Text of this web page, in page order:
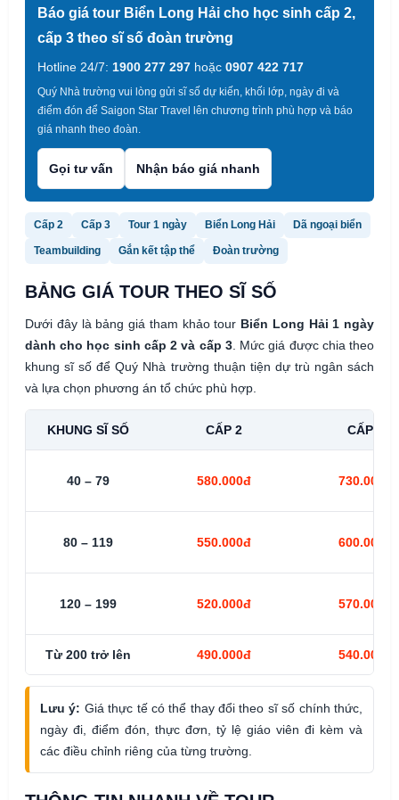
Báo giá tour Biển Long Hải cho học sinh cấp 2,
cấp 3 theo sĩ số đoàn trường
Hotline 24/7: 1900 277 297 hoặc 0907 422 717
Quý Nhà trường vui lòng gửi sĩ số dự kiến, khối lớp, ngày đi và
điểm đón để Saigon Star Travel lên chương trình phù hợp và báo
giá nhanh theo đoàn.
Gọi tư vấn Nhận báo giá nhanh
Cấp 2 Cấp 3 Tour 1 ngày Biển Long Hải Dã ngoại biển
Teambuilding Gắn kết tập thể Đoàn trường
BẢNG GIÁ TOUR THEO SĨ SỐ
Dưới đây là bảng giá tham khảo tour Biển Long Hải 1 ngày
dành cho học sinh cấp 2 và cấp 3. Mức giá được chia theo
khung sĩ số để Quý Nhà trường thuận tiện dự trù ngân sách
và lựa chọn phương án tổ chức phù hợp.
KHUNG SĨ SỐ CẤP 2 CẤP 3
40 – 79 580.000đ 730.000đ
80 – 119 550.000đ 600.000đ
120 – 199 520.000đ 570.000đ
Từ 200 trở lên 490.000đ 540.000đ
Lưu ý: Giá thực tế có thể thay đổi theo sĩ số chính thức,
ngày đi, điểm đón, thực đơn, tỷ lệ giáo viên đi kèm và
các điều chỉnh riêng của từng trường.